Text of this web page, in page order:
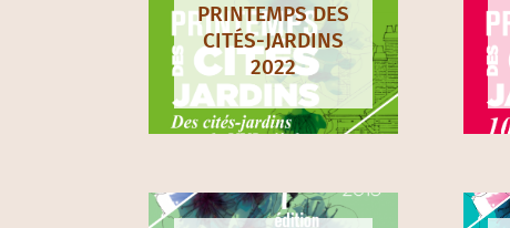
PRINTEMPS DES
CITÉS-JARDINS
2022